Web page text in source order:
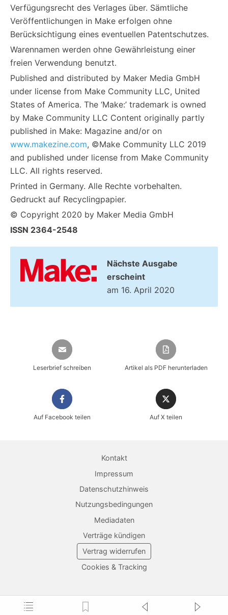
Verfügungsrecht des Verlages über. Sämtliche
Veröffentlichungen in Make erfolgen ohne
Berücksichtigung eines eventuellen Patentschutzes.
Warennamen werden ohne Gewährleistung einer
freien Verwendung benutzt.
Published and distributed by Maker Media GmbH
under license from Make Community LLC, United
States of America. The ‘Make:’ trademark is owned
by Make Community LLC Content originally partly
published in Make: Magazine and/or on
www.makezine.com, ©Make Community LLC 2019
and published under license from Make Community
LLC. All rights reserved.
Printed in Germany. Alle Rechte vorbehalten.
Gedruckt auf Recyclingpapier.
© Copyright 2020 by Maker Media GmbH
ISSN 2364-2548
Nächste Ausgabe
erscheint
am 16. April 2020
Leserbrief schreiben Artikel als PDF herunterladen
Auf Facebook teilen Auf X teilen
Kontakt
Impressum
Datenschutzhinweis
Nutzungsbedingungen
Mediadaten
Verträge kündigen
Vertrag widerrufen
Cookies & Tracking